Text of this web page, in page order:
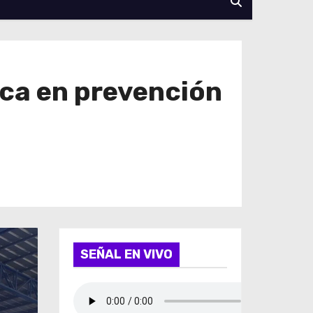
en prevención
SEÑAL EN VIVO